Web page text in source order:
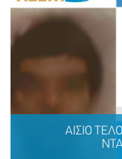
ΑΙΣΙΟ ΤΕΛΟΣ
ΑΙΣΙΟ